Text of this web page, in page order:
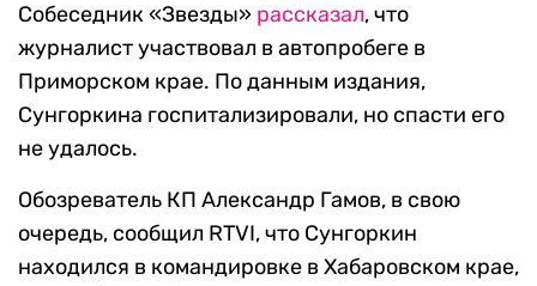
Собеседник «Звезды» рассказал, что
журналист участвовал в автопробеге в
Приморском крае. По данным издания,
Сунгоркина госпитализировали, но спасти его
не удалось.
Обозреватель КП Александр Гамов, в свою
очередь, сообщил RTVI, что Сунгоркин
находился в командировке в Хабаровском крае,